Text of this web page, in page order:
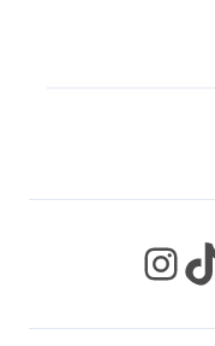
InstagramTikTok